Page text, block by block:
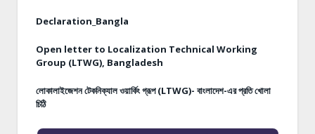
Declaration_Bangla
Open letter to Localization Technical Working
Group (LTWG), Bangladesh
লোকালাইজেশন টেকনিক্যাল ওয়ার্কিং গ্রূপ (LTWG)- বাংলাদেশ-এর প্রতি খোলা
চিঠি